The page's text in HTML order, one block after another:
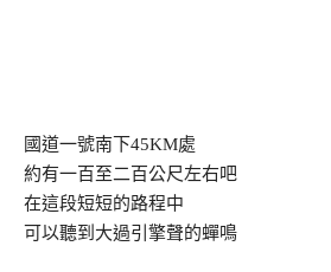
國道一號南下45KM處
約有一百至二百公尺左右吧
在這段短短的路程中
可以聽到大過引擎聲的蟬鳴